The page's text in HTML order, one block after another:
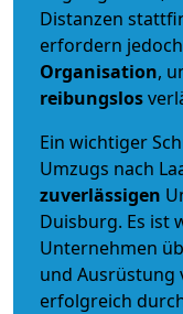
Distanzen
erfordern
Organisation,
reibungslos
Ein wichtiger
Umzugs nach
zuverlässigen
Duisburg. Es ist
Unternehmen
und Ausrüstung
erfolgreich